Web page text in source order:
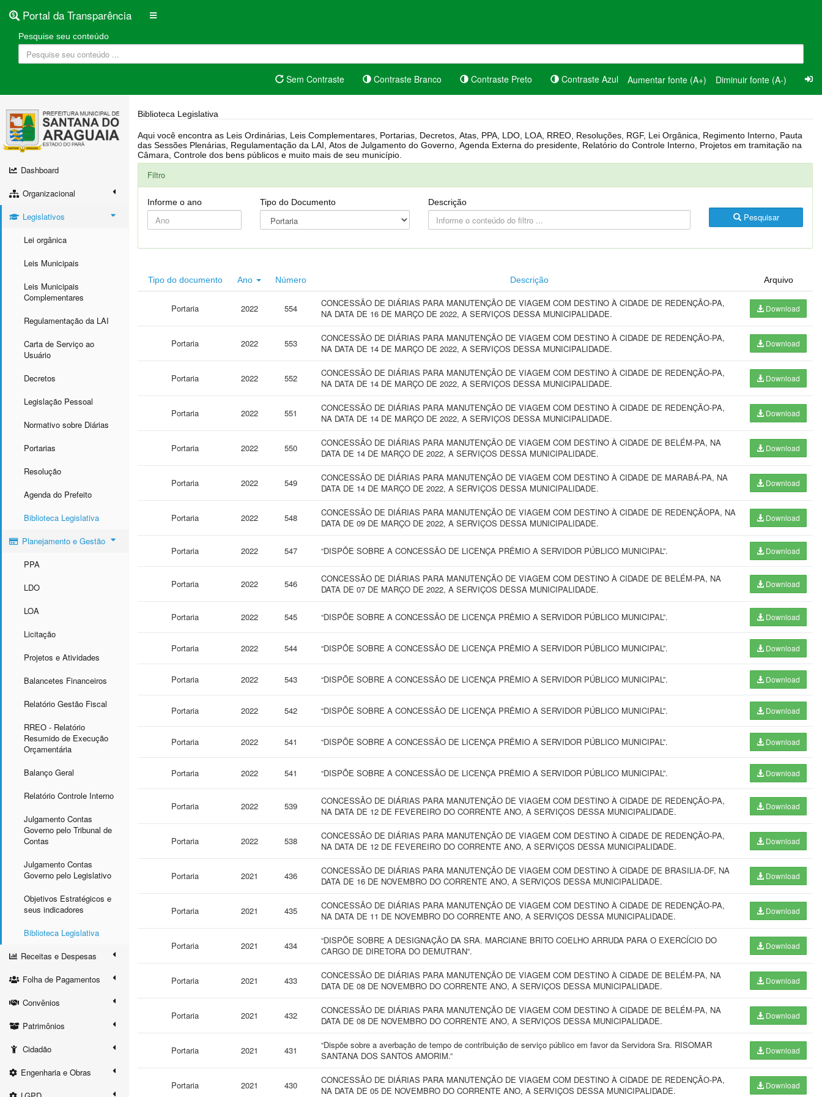
Portal da Transparência
Pesquise seu conteúdo
Sem Contraste Contraste Branco Contraste Preto Contraste Azul Aumentar fonte (A+) Diminuir fonte (A-)
Dashboard
Organizacional
Legislativos
Lei orgânica
Leis Municipais
Leis Municipais
Complementares
Regulamentação da LAI
Carta de Serviço ao
Usuário
Decretos
Legislação Pessoal
Normativo sobre Diárias
Portarias
Resolução
Agenda do Prefeito
Biblioteca Legislativa
Planejamento e Gestão
PPA
LDO
LOA
Licitação
Projetos e Atividades
Balancetes Financeiros
Relatório Gestão Fiscal
RREO - Relatório
Resumido de Execução
Orçamentária
Balanço Geral
Relatório Controle Interno
Julgamento Contas
Governo pelo Tribunal de
Contas
Julgamento Contas
Governo pelo Legislativo
Objetivos Estratégicos e
seus indicadores
Biblioteca Legislativa
Receitas e Despesas
Folha de Pagamentos
Convênios
Patrimônios
Cidadão
Engenharia e Obras
Biblioteca Legislativa
Aqui você encontra as Leis Ordinárias, Leis Complementares, Portarias, Decretos, Atas, PPA, LDO, LOA, RREO, Resoluções, RGF, Lei Orgânica, Regimento Interno, Pauta
das Sessões Plenárias, Regulamentação da LAI, Atos de Julgamento do Governo, Agenda Externa do presidente, Relatório do Controle Interno, Projetos em tramitação na
Câmara, Controle dos bens públicos e muito mais de seu município.
Filtro
Informe o ano Tipo do Documento Descrição
Pesquisar
Tipo do documento Ano Número Descrição Arquivo
Portaria 2022 554
CONCESSÃO DE DIÁRIAS PARA MANUTENÇÃO DE VIAGEM COM DESTINO À CIDADE DE REDENÇÃO-PA,
NA DATA DE 16 DE MARÇO DE 2022, A SERVIÇOS DESSA MUNICIPALIDADE.
Download
Portaria 2022 553
CONCESSÃO DE DIÁRIAS PARA MANUTENÇÃO DE VIAGEM COM DESTINO À CIDADE DE REDENÇÃO-PA,
NA DATA DE 14 DE MARÇO DE 2022, A SERVIÇOS DESSA MUNICIPALIDADE.
Download
Portaria 2022 552
CONCESSÃO DE DIÁRIAS PARA MANUTENÇÃO DE VIAGEM COM DESTINO À CIDADE DE REDENÇÃO-PA,
NA DATA DE 14 DE MARÇO DE 2022, A SERVIÇOS DESSA MUNICIPALIDADE.
Download
Portaria 2022 551
CONCESSÃO DE DIÁRIAS PARA MANUTENÇÃO DE VIAGEM COM DESTINO À CIDADE DE REDENÇÃO-PA,
NA DATA DE 14 DE MARÇO DE 2022, A SERVIÇOS DESSA MUNICIPALIDADE.
Download
Portaria 2022 550
CONCESSÃO DE DIÁRIAS PARA MANUTENÇÃO DE VIAGEM COM DESTINO À CIDADE DE BELÉM-PA, NA
DATA DE 14 DE MARÇO DE 2022, A SERVIÇOS DESSA MUNICIPALIDADE.
Download
Portaria 2022 549
CONCESSÃO DE DIÁRIAS PARA MANUTENÇÃO DE VIAGEM COM DESTINO À CIDADE DE MARABÁ-PA, NA
DATA DE 14 DE MARÇO DE 2022, A SERVIÇOS DESSA MUNICIPALIDADE.
Download
Portaria 2022 548
CONCESSÃO DE DIÁRIAS PARA MANUTENÇÃO DE VIAGEM COM DESTINO À CIDADE DE REDENÇÃOPA, NA
DATA DE 09 DE MARÇO DE 2022, A SERVIÇOS DESSA MUNICIPALIDADE.
Download
Portaria 2022 547 “DISPÕE SOBRE A CONCESSÃO DE LICENÇA PRÊMIO A SERVIDOR PÚBLICO MUNICIPAL”. Download
Portaria 2022 546
CONCESSÃO DE DIÁRIAS PARA MANUTENÇÃO DE VIAGEM COM DESTINO À CIDADE DE BELÉM-PA, NA
DATA DE 07 DE MARÇO DE 2022, A SERVIÇOS DESSA MUNICIPALIDADE.
Download
Portaria 2022 545 “DISPÕE SOBRE A CONCESSÃO DE LICENÇA PRÊMIO A SERVIDOR PÚBLICO MUNICIPAL”. Download
Portaria 2022 544 “DISPÕE SOBRE A CONCESSÃO DE LICENÇA PRÊMIO A SERVIDOR PÚBLICO MUNICIPAL”. Download
Portaria 2022 543 “DISPÕE SOBRE A CONCESSÃO DE LICENÇA PRÊMIO A SERVIDOR PÚBLICO MUNICIPAL”. Download
Portaria 2022 542 “DISPÕE SOBRE A CONCESSÃO DE LICENÇA PRÊMIO A SERVIDOR PÚBLICO MUNICIPAL”. Download
Portaria 2022 541 “DISPÕE SOBRE A CONCESSÃO DE LICENÇA PRÊMIO A SERVIDOR PÚBLICO MUNICIPAL”. Download
Portaria 2022 541 “DISPÕE SOBRE A CONCESSÃO DE LICENÇA PRÊMIO A SERVIDOR PÚBLICO MUNICIPAL”. Download
Portaria 2022 539
CONCESSÃO DE DIÁRIAS PARA MANUTENÇÃO DE VIAGEM COM DESTINO À CIDADE DE REDENÇÃO-PA,
NA DATA DE 12 DE FEVEREIRO DO CORRENTE ANO, A SERVIÇOS DESSA MUNICIPALIDADE.
Download
Portaria 2022 538
CONCESSÃO DE DIÁRIAS PARA MANUTENÇÃO DE VIAGEM COM DESTINO À CIDADE DE REDENÇÃO-PA,
NA DATA DE 12 DE FEVEREIRO DO CORRENTE ANO, A SERVIÇOS DESSA MUNICIPALIDADE.
Download
Portaria 2021 436
CONCESSÃO DE DIÁRIAS PARA MANUTENÇÃO DE VIAGEM COM DESTINO À CIDADE DE BRASILIA-DF, NA
DATA DE 16 DE NOVEMBRO DO CORRENTE ANO, A SERVIÇOS DESSA MUNICIPALIDADE.
Download
Portaria 2021 435
CONCESSÃO DE DIÁRIAS PARA MANUTENÇÃO DE VIAGEM COM DESTINO À CIDADE DE REDENÇÃO-PA,
NA DATA DE 11 DE NOVEMBRO DO CORRENTE ANO, A SERVIÇOS DESSA MUNICIPALIDADE.
Download
Portaria 2021 434
“DISPÕE SOBRE A DESIGNAÇÃO DA SRA. MARCIANE BRITO COELHO ARRUDA PARA O EXERCÍCIO DO
CARGO DE DIRETORA DO DEMUTRAN”.
Download
Portaria 2021 433
CONCESSÃO DE DIÁRIAS PARA MANUTENÇÃO DE VIAGEM COM DESTINO À CIDADE DE BELÉM-PA, NA
DATA DE 08 DE NOVEMBRO DO CORRENTE ANO, A SERVIÇOS DESSA MUNICIPALIDADE.
Download
Portaria 2021 432
CONCESSÃO DE DIÁRIAS PARA MANUTENÇÃO DE VIAGEM COM DESTINO À CIDADE DE BELÉM-PA, NA
DATA DE 08 DE NOVEMBRO DO CORRENTE ANO, A SERVIÇOS DESSA MUNICIPALIDADE.
Download
Portaria 2021 431
“Dispõe sobre a averbação de tempo de contribuição de serviço público em favor da Servidora Sra. RISOMAR
SANTANA DOS SANTOS AMORIM.”
Download
Portaria 2021 430
CONCESSÃO DE DIÁRIAS PARA MANUTENÇÃO DE VIAGEM COM DESTINO À CIDADE DE REDENÇÃO-PA,
NA DATA DE 05 DE NOVEMBRO DO CORRENTE ANO, A SERVIÇOS DESSA MUNICIPALIDADE.
Download